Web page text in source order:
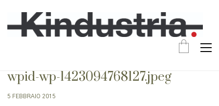
wpid-wp-1423094768127.jpeg
5 FEBBRAIO 2015